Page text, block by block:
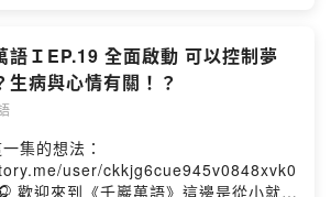
靈的「阿谷老師」被拐來「抬槓」的
裝著對人生獨特的見解，當然～還有
的人類，還是其他空間的靈體，只要
是對靈性、宇宙、能量有一點點好奇
一顆開放的心點開影片，因為這邊的
。最後，請訂閱《千巖萬語》，開啟
by Firstory Hosting
語ＩEP.19 全面啟動 可以控制夢
生病與心情有關！？
集的想法：
user/ckkjg6cue945v0848xvk0
歡迎來到《千巖萬語》這邊是從小就會